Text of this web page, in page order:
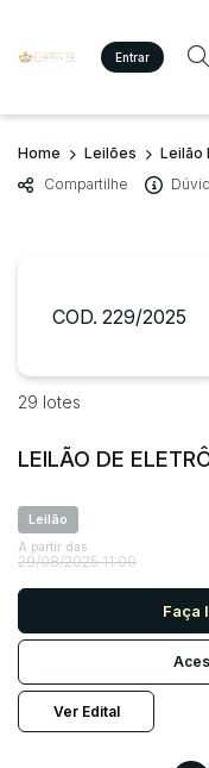
Entrar
Criar conta
Site
Agenda
Quem Somos
Imóveis
Veículos
Carros
Utilitário
Busca por palavra-chave
Bairro
Judiciais
R$
Quem Somos
Home Leilões Leilão
Compartilhe
COD. 229/2025
29 lotes
LEILÃO DE
Leilão
A partir das
29/08/2025 11:00
Faça
Ver Edital